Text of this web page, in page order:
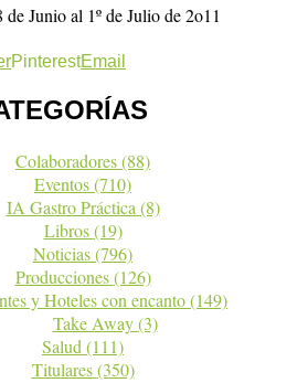
Junio al 1º de Julio de 2o11
PinterestEmail
Colaboradores(88)
Eventos(710)
IA Gastro Práctica(8)
Libros(19)
Noticias(796)
Producciones(126)
y Hoteles con encanto(149)
Take Away(3)
Salud(111)
Titulares(350)